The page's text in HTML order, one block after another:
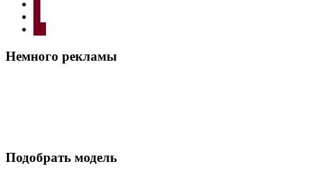
Немного рекламы
Подобрать модель